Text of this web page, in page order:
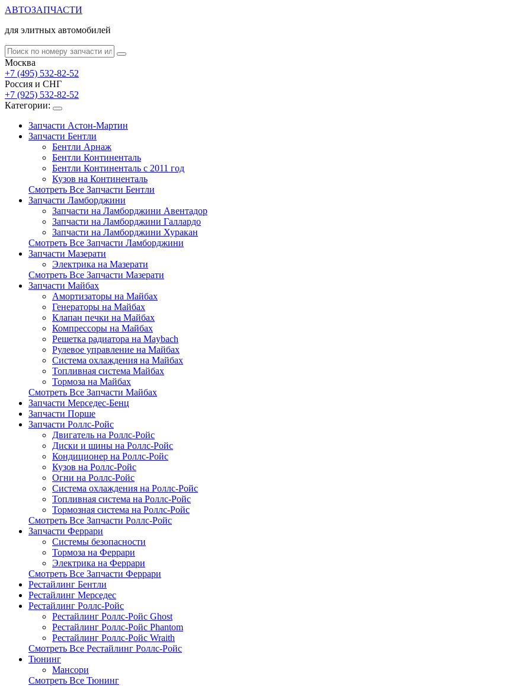
АВТОЗАПЧАСТИ
для элитных автомобилей
Москва
+7 (495) 532-82-52
Россия и СНГ
+7 (925) 532-82-52
Категории:
Запчасти Астон-Мартин
Запчасти Бентли
Бентли Арнаж
Бентли Континенталь
Бентли Континенталь с 2011 год
Кузов на Континенталь
Смотреть Все Запчасти Бентли
Запчасти Ламборджини
Запчасти на Ламборджини Авентадор
Запчасти на Ламборджини Галлардо
Запчасти на Ламборджини Хуракан
Смотреть Все Запчасти Ламборджини
Запчасти Мазерати
Электрика на Мазерати
Смотреть Все Запчасти Мазерати
Запчасти Майбах
Амортизаторы на Майбах
Генераторы на Майбах
Клапан печки на Майбах
Компрессоры на Майбах
Решетка радиатора на Maybach
Рулевое управление на Майбах
Система охлаждения на Майбах
Топливная система Майбах
Тормоза на Майбах
Смотреть Все Запчасти Майбах
Запчасти Мерседес-Бенц
Запчасти Порше
Запчасти Роллс-Ройс
Двигатель на Роллс-Ройс
Диски и шины на Роллс-Ройс
Кондиционер на Роллс-Ройс
Кузов на Роллс-Ройс
Огни на Роллс-Ройс
Система охлаждения на Роллс-Ройс
Топливная система на Роллс-Ройс
Тормозная cистема на Роллс-Ройс
Смотреть Все Запчасти Роллс-Ройс
Запчасти Феррари
Системы безопасности
Тормоза на Феррари
Электрика на Феррари
Смотреть Все Запчасти Феррари
Рестайлинг Бентли
Рестайлинг Мерседес
Рестайлинг Роллс-Ройс
Рестайлинг Роллс-Ройс Ghost
Рестайлинг Роллс-Ройс Phantom
Рестайлинг Роллс-Ройс Wraith
Смотреть Все Рестайлинг Роллс-Ройс
Тюнинг
Мансори
Смотреть Все Тюнинг